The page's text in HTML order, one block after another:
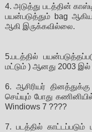
4. அடுத்து படத்தின்
பயன்படுத்தும் bag
ஆகி இருக்கவில்லை.
5.படத்தில்
மட்டும் ) ஆனது 2003 இல்
6. ஆசிரியர்
செய்யும் போது
Windiows 7 ????
7. படத்தில்